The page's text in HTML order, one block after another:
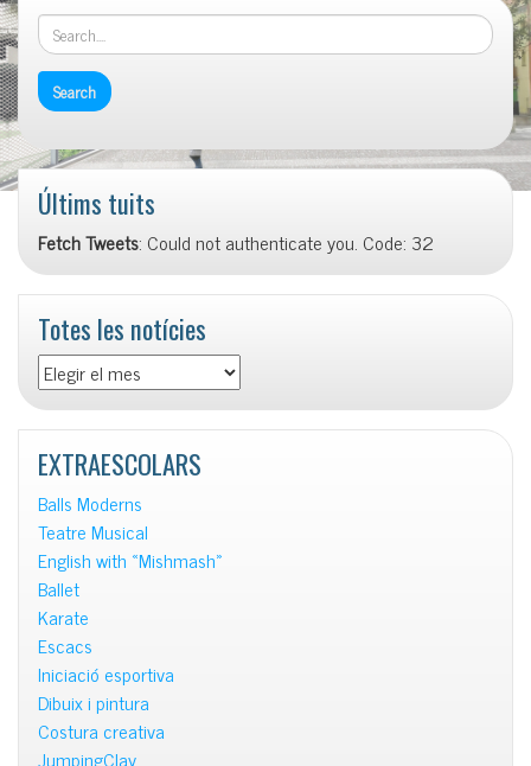
Últims tuits
Fetch Tweets: Could not authenticate you. Code: 32
Totes les notícies
Totes
les
notícies
EXTRAESCOLARS
Balls Moderns
Teatre Musical
English with «Mishmash»
Ballet
Karate
Escacs
Iniciació esportiva
Dibuix i pintura
Costura creativa
JumpingClay